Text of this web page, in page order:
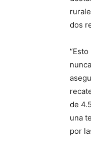
dos
de
una
por